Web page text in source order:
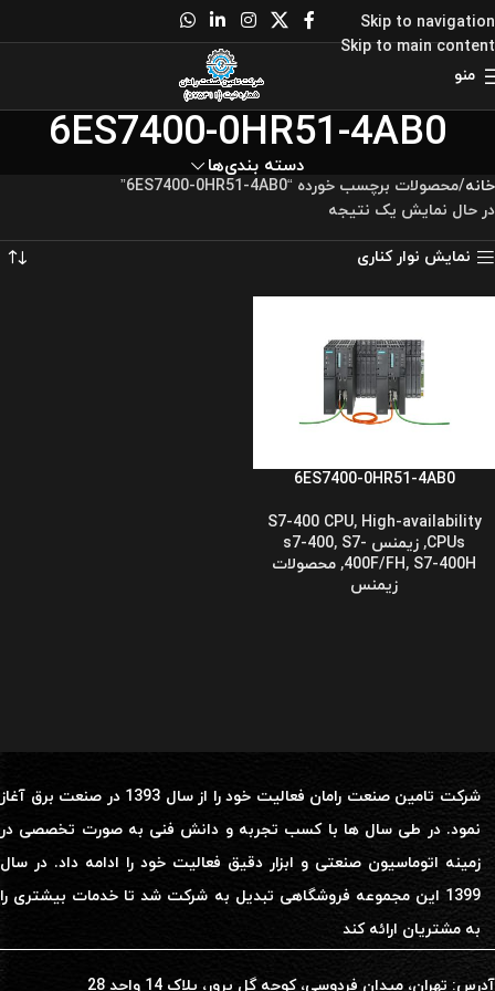
Skip to navigation
Skip to main content
منو
6ES7400-0HR51-4AB0
دسته بندی‌ها
خانه محصولات برچسب خورده “6ES7400-0HR51-4AB0”
در حال نمایش یک نتیجه
نمایش نوار کناری
6ES7400-0HR51-4AB0
S7-400 CPU, High-availability
CPUs
, زیمنس s7-400 , S7-
400F/FH, S7-400H
, محصولات
زیمنس
شرکت تامین صنعت رامان فعالیت خود را از سال 1393 در صنعت برق آغاز
نمود. در طی سال ها با کسب تجربه و دانش فنی به صورت تخصصی در
زمینه اتوماسیون صنعتی و ابزار دقیق فعالیت خود را ادامه داد. در سال
1399 این مجموعه فروشگاهی تبدیل به شرکت شد تا خدمات بیشتری را
به مشتریان ارائه کند
آدرس: تهران، میدان فردوسی، کوچه گل پرور، پلاک 14 واحد 28